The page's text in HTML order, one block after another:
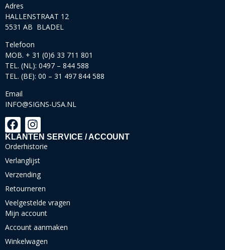
Adres
HALLENSTRAAT 12
5531 AB BLADEL
Telefoon
MOB. + 31 (0)6 33 711 801
TEL. (NL): 0497 – 844 588
TEL. (BE): 00 – 31 497 844 588
Email
INFO@SIGNS-USA.NL
KLANTEN SERVICE / ACCOUNT
Orderhistorie
Verlanglijst
Verzending
Retourneren
Veelgestelde vragen
Mijn account
Account aanmaken
Winkelwagen